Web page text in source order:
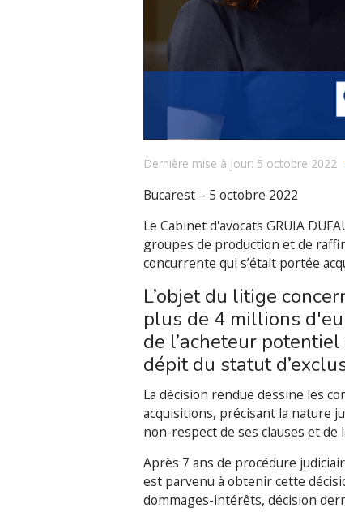
Dernière mise à jour: 5 octobre 2022
Bucarest – 5 octobre 2022
Le Cabinet d'avocats GRUIA
groupes de production et de
concurrente qui s’était portée
L’objet du litige
plus de 4 millions
de l’acheteur
dépit du statut
La décision rendue dessine les
acquisitions, précisant la nature
non-respect de ses clauses et
Après 7 ans de procédure
est parvenu à obtenir cette
dommages-intérêts, décision